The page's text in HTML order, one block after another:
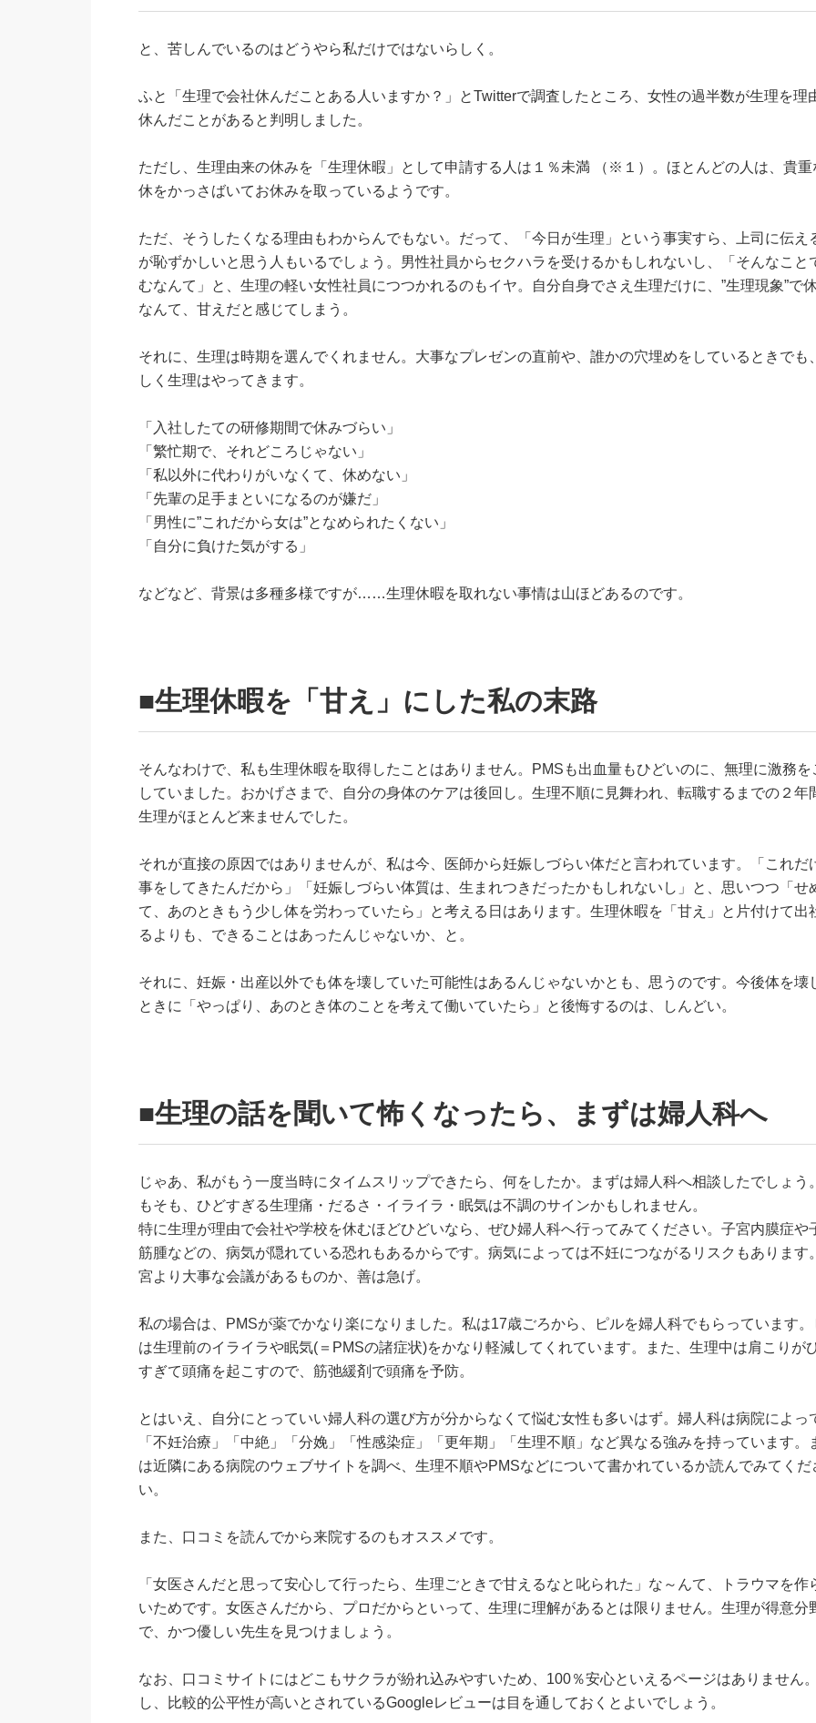
と、苦しんでいるのはどうやら私だけではないらしく。
ふと「生理で会社休んだことある人いますか？」とTwitterで調査したところ、女性の過半数が生理を理
休んだことがあると判明しました。
ただし、生理由来の休みを「生理休暇」として申請する人は１％未満 （※１）。ほとんどの人は、貴重
休をかっさばいてお休みを取っているようです。
ただ、そうしたくなる理由もわからんでもない。だって、「今日が生理」という事実すら、上司に伝え
が恥ずかしいと思う人もいるでしょう。男性社員からセクハラを受けるかもしれないし、「そんなこと
むなんて」と、生理の軽い女性社員につつかれるのもイヤ。自分自身でさえ生理だけに、”生理現象”で
なんて、甘えだと感じてしまう。
それに、生理は時期を選んでくれません。大事なプレゼンの直前や、誰かの穴埋めをしているときでも
しく生理はやってきます。
「入社したての研修期間で休みづらい」
「繁忙期で、それどころじゃない」
「私以外に代わりがいなくて、休めない」
「先輩の足手まといになるのが嫌だ」
「男性に”これだから女は”となめられたくない」
「自分に負けた気がする」
などなど、背景は多種多様ですが……生理休暇を取れない事情は山ほどあるのです。
■生理休暇を「甘え」にした私の末路
そんなわけで、私も生理休暇を取得したことはありません。PMSも出血量もひどいのに、無理に激務を
していました。おかげさまで、自分の身体のケアは後回し。生理不順に見舞われ、転職するまでの２年
生理がほとんど来ませんでした。
それが直接の原因ではありませんが、私は今、医師から妊娠しづらい体だと言われています。「これだ
事をしてきたんだから」「妊娠しづらい体質は、生まれつきだったかもしれないし」と、思いつつ「せ
て、あのときもう少し体を労わっていたら」と考える日はあります。生理休暇を「甘え」と片付けて出
るよりも、できることはあったんじゃないか、と。
それに、妊娠・出産以外でも体を壊していた可能性はあるんじゃないかとも、思うのです。今後体を壊
ときに「やっぱり、あのとき体のことを考えて働いていたら」と後悔するのは、しんどい。
■生理の話を聞いて怖くなったら、まずは婦人科へ
じゃあ、私がもう一度当時にタイムスリップできたら、何をしたか。まずは婦人科へ相談したでしょう
もそも、ひどすぎる生理痛・だるさ・イライラ・眠気は不調のサインかもしれません。
特に生理が理由で会社や学校を休むほどひどいなら、ぜひ婦人科へ行ってみてください。子宮内膜症や
筋腫などの、病気が隠れている恐れもあるからです。病気によっては不妊につながるリスクもあります
宮より大事な会議があるものか、善は急げ。
私の場合は、PMSが薬でかなり楽になりました。私は17歳ごろから、ピルを婦人科でもらっています
は生理前のイライラや眠気(＝PMSの諸症状)をかなり軽減してくれています。また、生理中は肩こりが
すぎて頭痛を起こすので、筋弛緩剤で頭痛を予防。
とはいえ、自分にとっていい婦人科の選び方が分からなくて悩む女性も多いはず。婦人科は病院によっ
「不妊治療」「中絶」「分娩」「性感染症」「更年期」「生理不順」など異なる強みを持っています。
は近隣にある病院のウェブサイトを調べ、生理不順やPMSなどについて書かれているか読んでみてくだ
い。
また、口コミを読んでから来院するのもオススメです。
「女医さんだと思って安心して行ったら、生理ごときで甘えるなと叱られた」な～んて、トラウマを作
いためです。女医さんだから、プロだからといって、生理に理解があるとは限りません。生理が得意分
で、かつ優しい先生を見つけましょう。
なお、口コミサイトにはどこもサクラが紛れ込みやすいため、100％安心といえるページはありません
し、比較的公平性が高いとされているGoogleレビューは目を通しておくとよいでしょう。